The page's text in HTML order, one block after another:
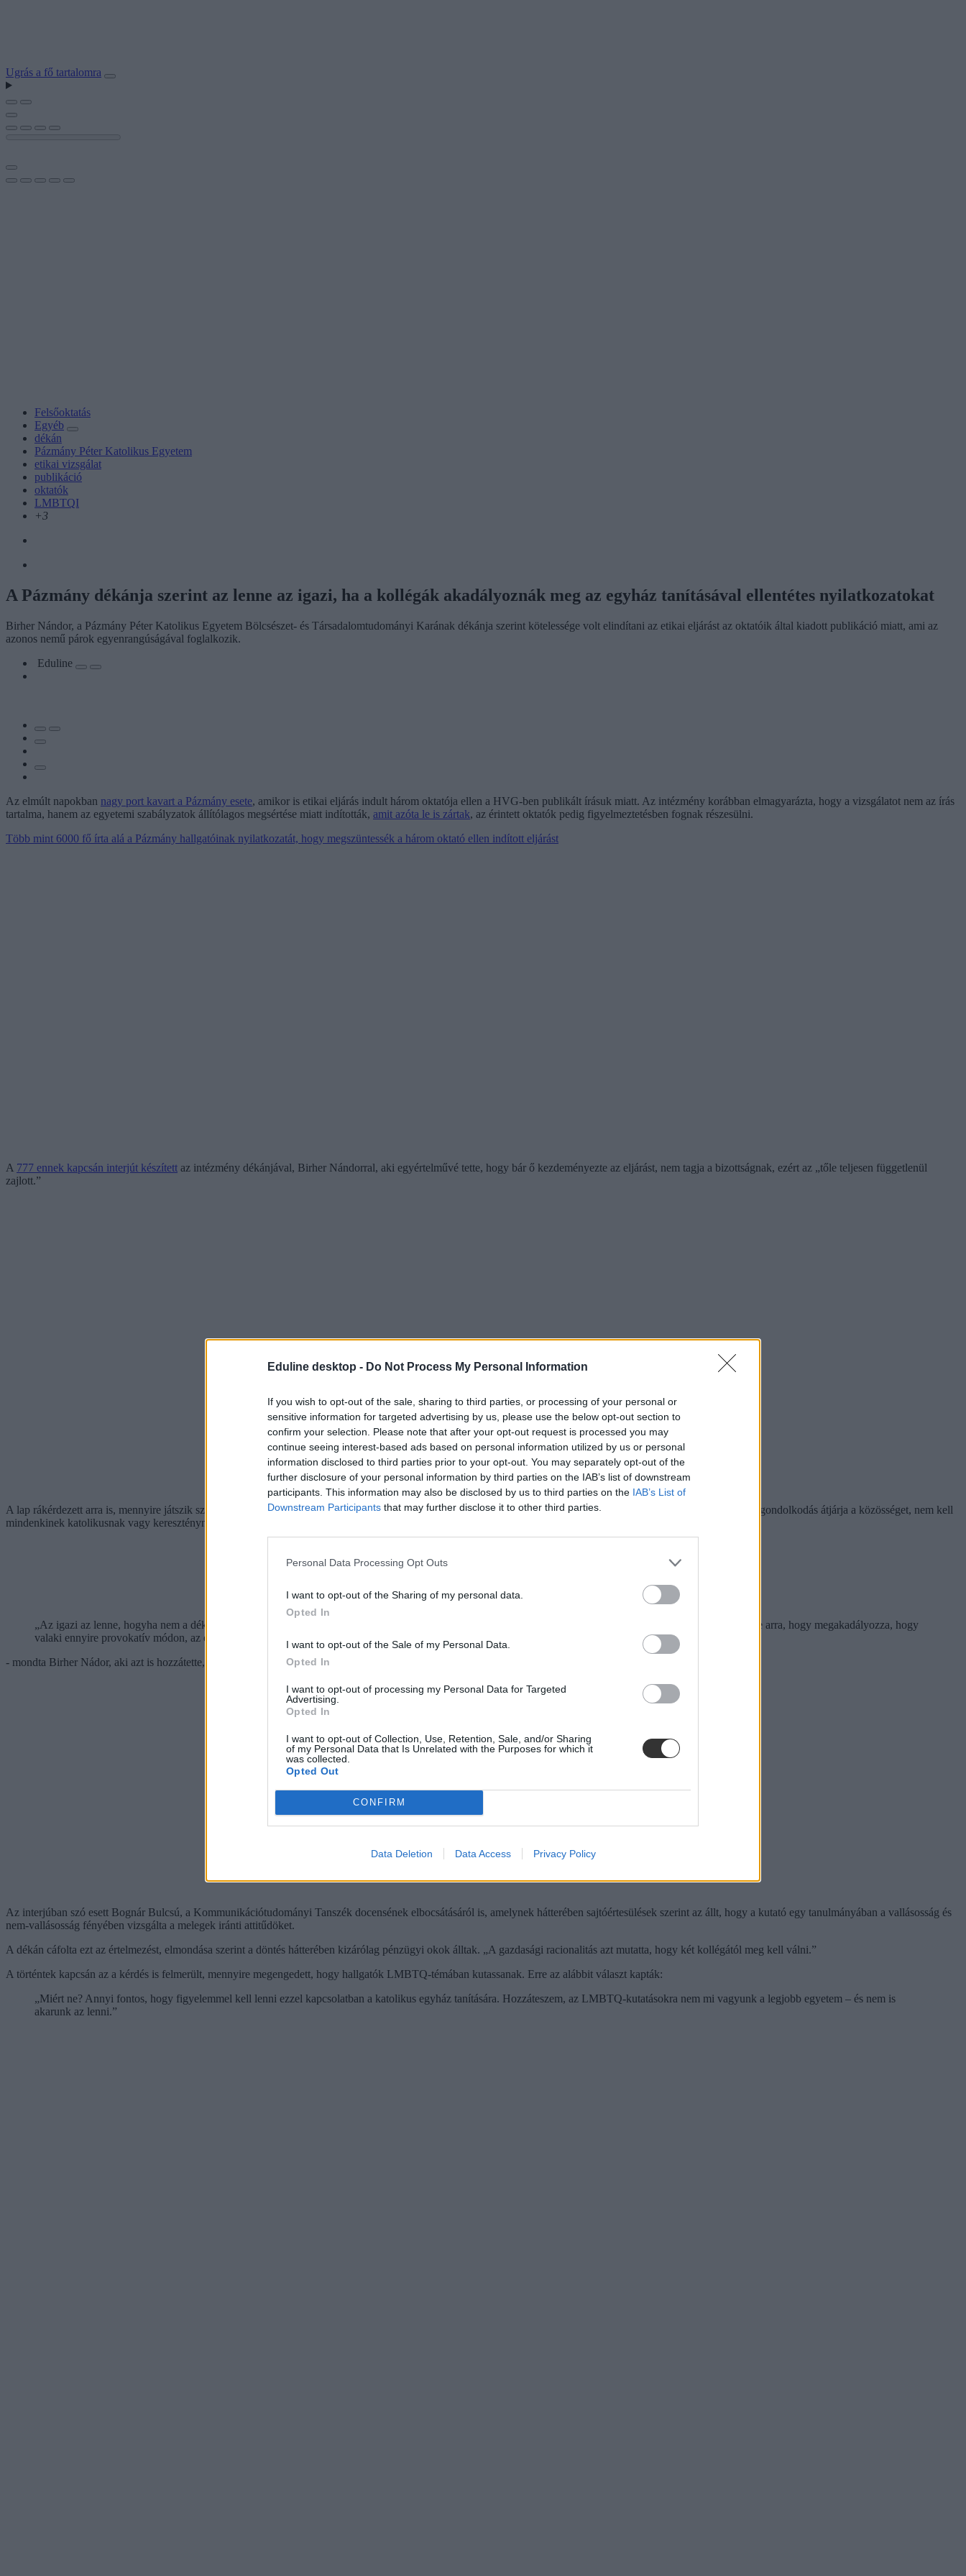
Eduline desktop - Do Not Process My Personal Information
If you wish to opt-out of the sale, sharing to third parties, or processing of your personal or
sensitive information for targeted advertising by us, please use the below opt-out section to
confirm your selection. Please note that after your opt-out request is processed you may
continue seeing interest-based ads based on personal information utilized by us or personal
information disclosed to third parties prior to your opt-out. You may separately opt-out of the
further disclosure of your personal information by third parties on the IAB’s list of downstream
participants. This information may also be disclosed by us to third parties on the IAB’s List of
Downstream Participants that may further disclose it to other third parties.
Personal Data Processing Opt Outs
I want to opt-out of the Sharing of my personal data.
Opted In
I want to opt-out of the Sale of my Personal Data.
Opted In
I want to opt-out of processing my Personal Data for Targeted
Advertising.
Opted In
I want to opt-out of Collection, Use, Retention, Sale, and/or Sharing
of my Personal Data that Is Unrelated with the Purposes for which it
was collected.
Opted Out
CONFIRM
Data Deletion Data Access Privacy Policy
Ugrás a fő tartalomra
Felsőoktatás
Egyéb
dékán
Pázmány Péter Katolikus Egyetem
etikai vizsgálat
publikáció
oktatók
LMBTQI
+3
A Pázmány dékánja szerint az lenne az igazi, ha a kollégák akadályoznák meg az egyház tanításával ellentétes nyilatkozatokat
Birher Nándor, a Pázmány Péter Katolikus Egyetem Bölcsészet- és Társadalomtudományi Karának dékánja szerint kötelessége volt elindítani az etikai eljárást az oktatóik által kiadott publikáció miatt, ami az
azonos nemű párok egyenrangúságával foglalkozik.
Eduline
Az elmúlt napokban nagy port kavart a Pázmány esete, amikor is etikai eljárás indult három oktatója ellen a HVG-ben publikált írásuk miatt. Az intézmény korábban elmagyarázta, hogy a vizsgálatot nem az írás
tartalma, hanem az egyetemi szabályzatok állítólagos megsértése miatt indították, amit azóta le is zártak, az érintett oktatók pedig figyelmeztetésben fognak részesülni.
Több mint 6000 fő írta alá a Pázmány hallgatóinak nyilatkozatát, hogy megszüntessék a három oktató ellen indított eljárást
A 777 ennek kapcsán interjút készített az intézmény dékánjával, Birher Nándorral, aki egyértelművé tette, hogy bár ő kezdeményezte az eljárást, nem tagja a bizottságnak, ezért az „tőle teljesen függetlenül
zajlott.”
A lap rákérdezett arra is, mennyire játszik szerepet a vallási hovatartozás a felvételi vagy oktatói kiválasztás során. Bár a dékán szerint nagyon fontos, hogy a katolikus gondolkodás átjárja a közösséget, nem kell
mindenkinek katolikusnak vagy kereszténynek lennie.
„Az igazi az lenne, hogyha nem a dékánnak kéne etikai eljárást összehívni, hanem a kollégák közössége tudna szólni. Sőt, a kollégák közössége már képes lenne arra, hogy megakadályozza, hogy
valaki ennyire provokatív módon, az egyház tanításával ellentétesen nyilatkozzon a sajtóban.”
- mondta Birher Nádor, aki azt is hozzátette, hogy az egyetemi szabályzatok szerint minimum 50 százaléknak kell katolikusnak lennie az oktatók közül.
Az interjúban szó esett Bognár Bulcsú, a Kommunikációtudományi Tanszék docensének elbocsátásáról is, amelynek hátterében sajtóértesülések szerint az állt, hogy a kutató egy tanulmányában a vallásosság és
nem-vallásosság fényében vizsgálta a melegek iránti attitűdöket.
A dékán cáfolta ezt az értelmezést, elmondása szerint a döntés hátterében kizárólag pénzügyi okok álltak. „A gazdasági racionalitás azt mutatta, hogy két kollégától meg kell válni.”
A történtek kapcsán az a kérdés is felmerült, mennyire megengedett, hogy hallgatók LMBTQ-témában kutassanak. Erre az alábbit választ kapták:
„Miért ne? Annyi fontos, hogy figyelemmel kell lenni ezzel kapcsolatban a katolikus egyház tanítására. Hozzáteszem, az LMBTQ-kutatásokra nem mi vagyunk a legjobb egyetem – és nem is
akarunk az lenni.”